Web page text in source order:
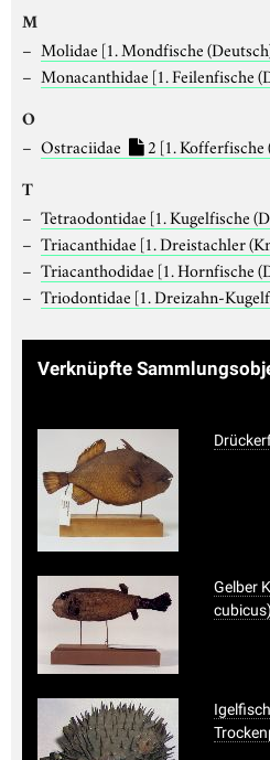
M
Molidae [1. Mondfische
Monacanthidae [1. Feilenfische
O
Ostraciidae 2 [1. Kofferfische
T
Tetraodontidae [1. Kugelfische
Triacanthidae [1. Dreistachler
Triacanthodidae [1. Hornfische
Triodontidae [1. Dreizahn-
Verknüpfte
Gelber